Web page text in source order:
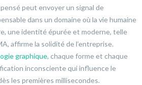
peut envoyer un signal de
dans un domaine où la vie humaine
une identité épurée et moderne, telle
affirme la solidité de l’entreprise.
graphique, chaque forme et chaque
inconsciente qui influence le
les premières millisecondes.